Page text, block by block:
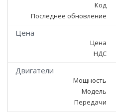
Код
Последнее обновление
Цена
Цена
НДС
Двигатели
Мощность
Модель
Передачи